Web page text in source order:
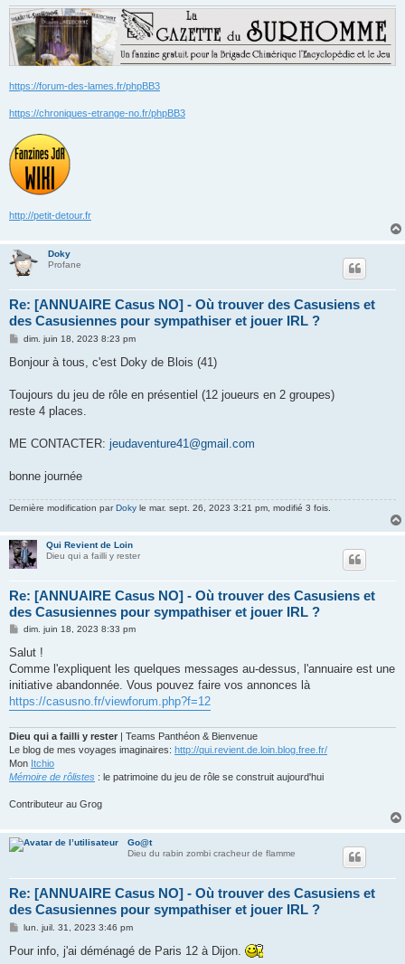
https://forum-des-lames.fr/phpBB3
https://chroniques-etrange-no.fr/phpBB3
http://petit-detour.fr
Doky
Profane
Re: [ANNUAIRE Casus NO] - Où trouver des Casusiens et
des Casusiennes pour sympathiser et jouer IRL ?
M
s
g
dim. juin 18, 2023 8:23 pm
Bonjour à tous, c'est Doky de Blois (41)
Toujours du jeu de rôle en présentiel (12 joueurs en 2 groupes)
reste 4 places.
ME CONTACTER: jeudaventure41@gmail.com
bonne journée
Dernière modification parDoky le mar. sept. 26, 2023 3:21 pm, modifié 3 fois.
Qui Revient de Loin
Dieu qui a failli y rester
Re: [ANNUAIRE Casus NO] - Où trouver des Casusiens et
des Casusiennes pour sympathiser et jouer IRL ?
M
s
a
g
dim. juin 18, 2023 8:33 pm
Salut !
Comme l'expliquent les quelques messages au-dessus, l'annuaire est une
initiative abandonnée. Vous pouvez faire vos annonces là
https://casusno.fr/viewforum.php?f=12
Dieu qui a failli y rester | Teams Panthéon & Bienvenue
Le blog de mes voyages imaginaires: http://qui.revient.de.loin.blog.free.fr/
Mon Itchio
Mémoire de rôlistes : le patrimoine du jeu de rôle se construit aujourd'hui
Contributeur au Grog
Go@t
Dieu du rabin zombi cracheur de flamme
Re: [ANNUAIRE Casus NO] - Où trouver des Casusiens et
des Casusiennes pour sympathiser et jouer IRL ?
M
s
lun. juil. 31, 2023 3:46 pm
Pour info, j'ai déménagé de Paris 12 à Dijon.